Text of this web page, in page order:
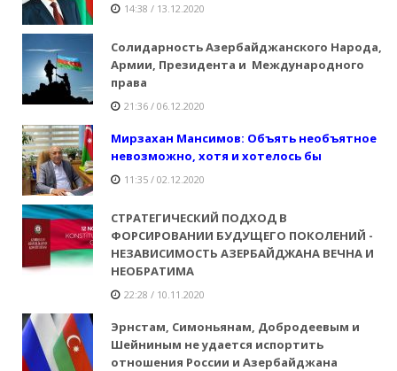
14:38 / 13.12.2020
Солидарность Азербайджанского Народа,
Армии, Президента и Международного
права
21:36 / 06.12.2020
Мирзахан Мансимов: Объять необъятное
невозможно, хотя и хотелось бы
11:35 / 02.12.2020
СТРАТЕГИЧЕСКИЙ ПОДХОД В
ФОРСИРОВАНИИ БУДУЩЕГО ПОКОЛЕНИЙ -
НЕЗАВИСИМОСТЬ АЗЕРБАЙДЖАНА ВЕЧНА И
НЕОБРАТИМА
22:28 / 10.11.2020
Эрнстам, Симоньянам, Добродеевым и
Шейниным не удается испортить
отношения России и Азербайджана